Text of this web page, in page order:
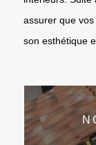
assurer que
son esthétique